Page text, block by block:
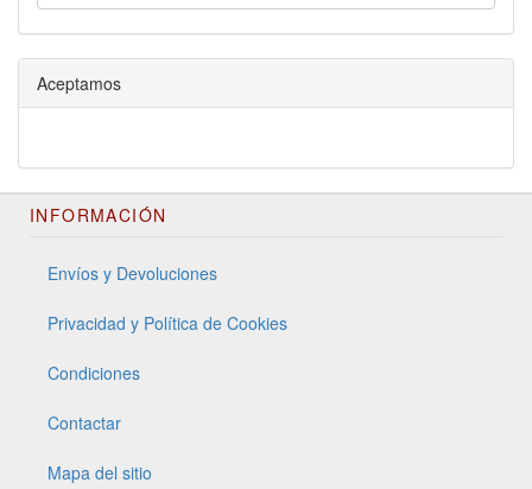
Aceptamos
INFORMACIÓN
Envíos y Devoluciones
Privacidad y Política de Cookies
Condiciones
Contactar
Mapa del sitio